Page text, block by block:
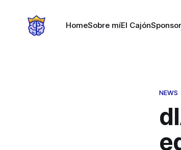
HomeSobre míEl Cajón
NEWS